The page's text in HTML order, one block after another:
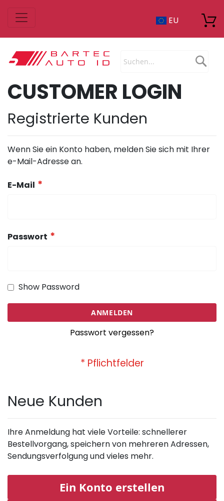
Zum
Inhalt
EU
CUSTOMER LOGIN
Registrierte Kunden
Wenn Sie ein Konto haben, melden Sie sich mit Ihrer
e-Mail-Adresse an.
E-Mail
Passwort
Show Password
ANMELDEN
Passwort vergessen?
Neue Kunden
Ihre Anmeldung hat viele Vorteile: schnellerer
Bestellvorgang, speichern von mehreren Adressen,
Sendungsverfolgung und vieles mehr.
Ein Konto erstellen